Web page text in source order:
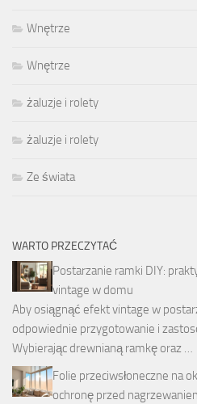
Wnętrze
Wnętrze
żaluzje i rolety
żaluzje i rolety
Ze świata
WARTO PRZECZYTAĆ
Postarzanie ramki DIY:
vintage w domu
Aby osiągnąć efekt vintage w
odpowiednie przygotowanie i
Wybierając drewnianą ramkę oraz …
Folie przeciwsłoneczne na
ochronę przed